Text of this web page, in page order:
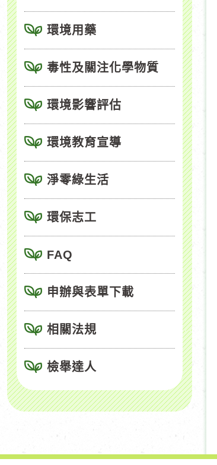
環境用藥
毒性及關注化學物質
環境影響評估
環境教育宣導
淨零綠生活
環保志工
FAQ
申辦與表單下載
相關法規
檢舉達人